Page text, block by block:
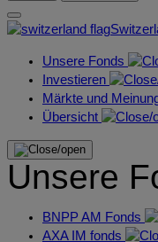
Unsere Fonds
Investieren
Märkte und
Übersicht
Unsere
BNPP AM Fonds
AXA IM fonds